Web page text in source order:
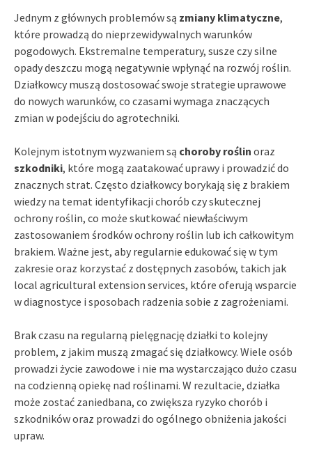
Jednym z głównych problemów są zmiany klimatyczne,
które prowadzą do nieprzewidywalnych warunków
pogodowych. Ekstremalne temperatury, susze czy silne
opady deszczu mogą negatywnie wpłynąć na rozwój roślin.
Działkowcy muszą dostosować swoje strategie uprawowe
do nowych warunków, co czasami wymaga znaczących
zmian w podejściu do agrotechniki.
Kolejnym istotnym wyzwaniem są choroby roślin oraz
szkodniki, które mogą zaatakować uprawy i prowadzić do
znacznych strat. Często działkowcy borykają się z brakiem
wiedzy na temat identyfikacji chorób czy skutecznej
ochrony roślin, co może skutkować niewłaściwym
zastosowaniem środków ochrony roślin lub ich całkowitym
brakiem. Ważne jest, aby regularnie edukować się w tym
zakresie oraz korzystać z dostępnych zasobów, takich jak
local agricultural extension services, które oferują wsparcie
w diagnostyce i sposobach radzenia sobie z zagrożeniami.
Brak czasu na regularną pielęgnację działki to kolejny
problem, z jakim muszą zmagać się działkowcy. Wiele osób
prowadzi życie zawodowe i nie ma wystarczająco dużo czasu
na codzienną opiekę nad roślinami. W rezultacie, działka
może zostać zaniedbana, co zwiększa ryzyko chorób i
szkodników oraz prowadzi do ogólnego obniżenia jakości
upraw.